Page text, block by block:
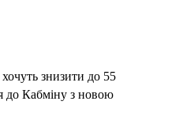
хочуть знизити до 55
до Кабміну з новою